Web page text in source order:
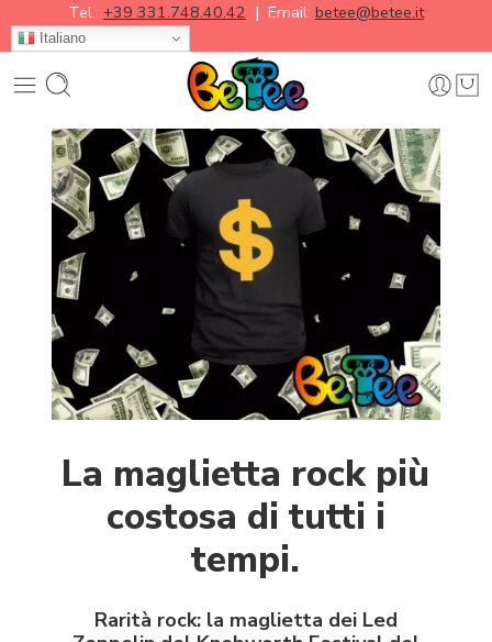
Tel.: +39 331.748.40.42 | Email: betee@betee.it
Italiano
La maglietta rock più
costosa di tutti i
tempi.
Rarità rock: la maglietta dei Led